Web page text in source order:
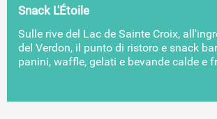
Snack L'Étoile
Sulle rive del Lac de Sainte Croix,
del Verdon, il punto di ristoro e snack
panini, waffle, gelati e bevande calde e